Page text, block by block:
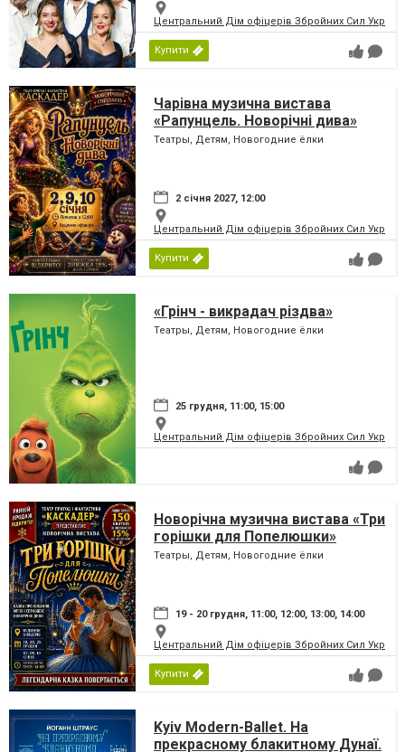
Центральний Дім офіцерів Збройних Сил
Купити
Чарівна музична вистава
«Рапунцель. Новорічні дива»
Театры, Детям, Новогодние ёлки
2 січня 2027, 12:00
Центральний Дім офіцерів Збройних Сил
Купити
«Грінч - викрадач різдва»
Театры, Детям, Новогодние ёлки
25 грудня, 11:00, 15:00
Центральний Дім офіцерів Збройних Сил
Новорічна музична вистава «Три
горішки для Попелюшки»
Театры, Детям, Новогодние ёлки
19 - 20 грудня, 11:00, 12:00, 13:00, 14:00
Центральний Дім офіцерів Збройних Сил
Купити
Kyiv Modern-Ballet. На
прекрасному блакитному Дунаї.